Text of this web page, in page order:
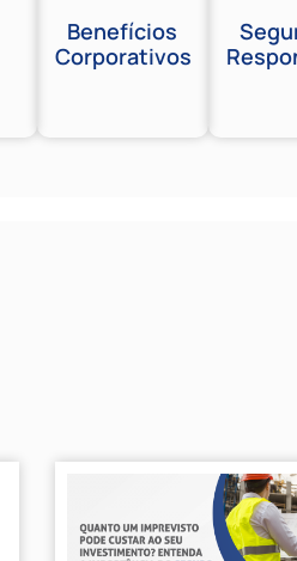
Benefícios
Corporativos